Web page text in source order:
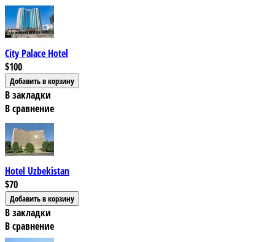
City Palace Hotel
$100
В закладки
В сравнение
Hotel Uzbekistan
$70
В закладки
В сравнение